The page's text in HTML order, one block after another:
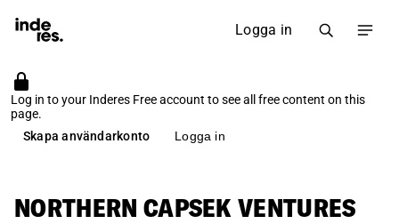
Logga in
Log in to your Inderes Free account to see all free content on this
page.
Skapa användarkonto
Logga in
NORTHERN CAPSEK VENTURES